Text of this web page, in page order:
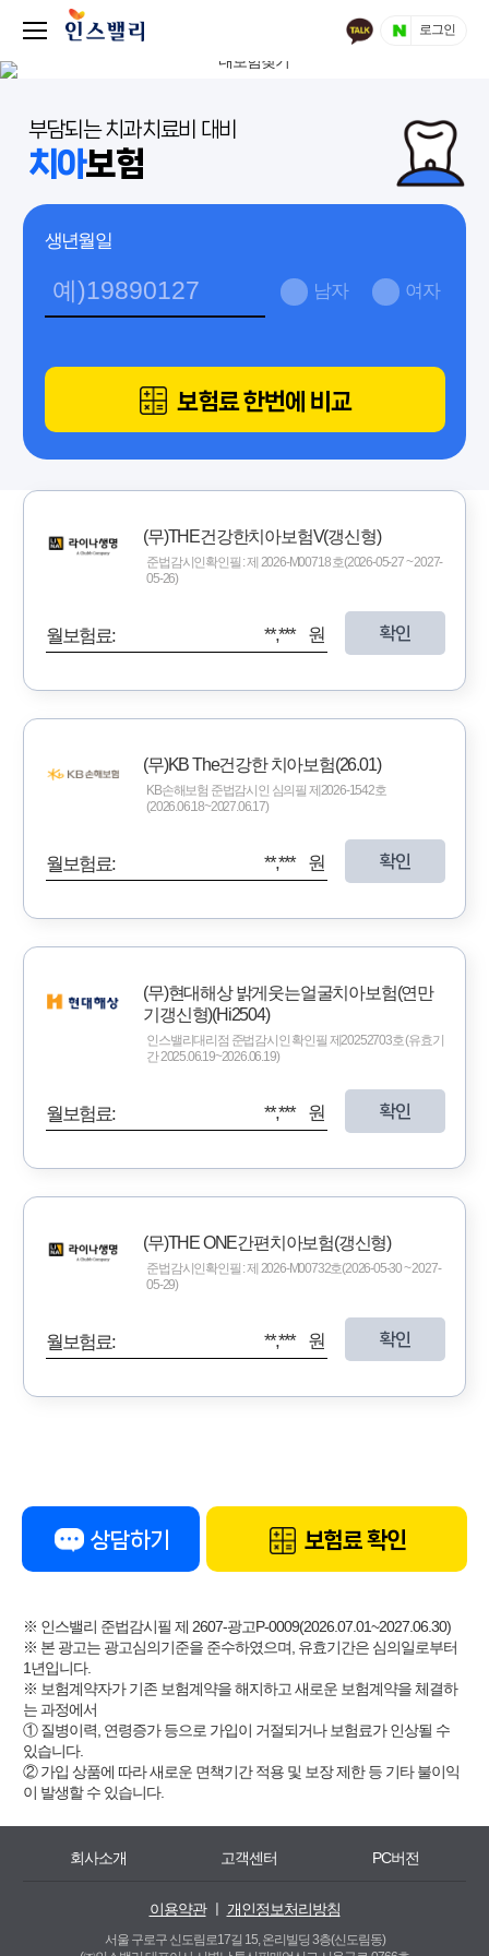
로그인
부담되는 치과치료비 대비
치아보험
생년월일
남자 여자
보험료 한번에 비교
(무)THE건강한치아보험V(갱신형)
준법감시인확인필 : 제 2026-M00718 호(2026-05-27 ~ 2027-
05-26)
월보험료: **,*** 원 확인
(무)KB The건강한 치아보험(26.01)
KB손해보험 준법감시인 심의필 제2026-1542호
(2026.06.18~2027.06.17)
월보험료: **,*** 원 확인
(무)현대해상 밝게웃는얼굴치아보험(연만
기갱신형)(Hi2504)
인스밸리대리점 준법감시인 확인필 제20252703호 (유효기
간 2025.06.19~2026.06.19)
월보험료: **,*** 원 확인
(무)THE ONE간편치아보험(갱신형)
준법감시인확인필 : 제 2026-M00732호(2026-05-30 ~ 2027-
05-29)
월보험료: **,*** 원 확인
상담하기 보험료 확인
※ 인스밸리 준법감시필 제 2607-광고P-0009(2026.07.01~2027.06.30)
※ 본 광고는 광고심의기준을 준수하였으며, 유효기간은 심의일로부터
1년입니다.
※ 보험계약자가 기존 보험계약을 해지하고 새로운 보험계약을 체결하
는 과정에서
① 질병이력, 연령증가 등으로 가입이 거절되거나 보험료가 인상될 수
있습니다.
② 가입 상품에 따라 새로운 면책기간 적용 및 보장 제한 등 기타 불이익
이 발생할 수 있습니다.
회사소개 고객센터 PC버전
이용약관ㅣ 개인정보처리방침
서울 구로구 신도림로17길 15, 온리빌딩 3층(신도림동)